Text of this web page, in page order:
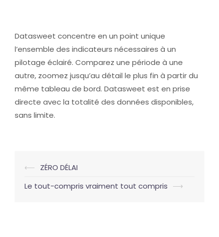
Datasweet concentre en un point unique
l’ensemble des indicateurs nécessaires à un
pilotage éclairé. Comparez une période à une
autre, zoomez jusqu’au détail le plus fin à partir du
même tableau de bord. Datasweet est en prise
directe avec la totalité des données disponibles,
sans limite.
Navigation
d’article
⟵ ZÉRO DÉLAI
Le tout-compris vraiment tout compris ⟶